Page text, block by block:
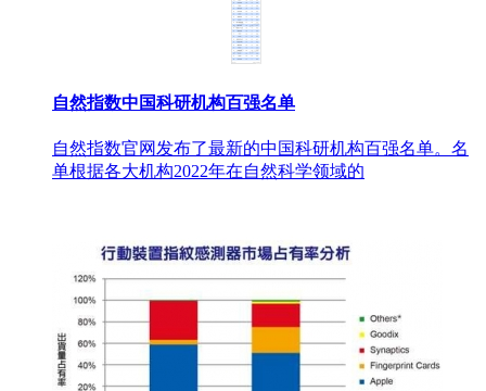
自然指数中国科研机构百强名单
自然指数官网发布了最新的中国科研机构百强名单。名
单根据各大机构2022年在自然科学领域的